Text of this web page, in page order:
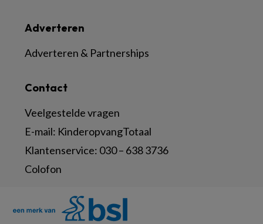
Contact
Veelgestelde vragen
E-mail: KinderopvangTotaal
Klantenservice: 030 – 638 3736
Colofon
Adverteren
Adverteren & Partnerships